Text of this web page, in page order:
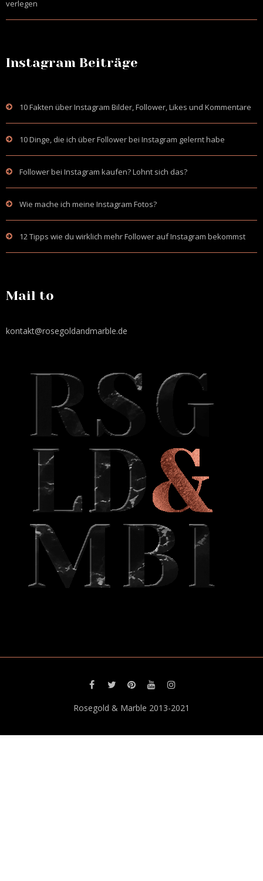
verlegen
Instagram Beiträge
10 Fakten über Instagram Bilder, Follower, Likes und Kommentare
10 Dinge, die ich über Follower bei Instagram gelernt habe
Follower bei Instagram kaufen? Lohnt sich das?
Wie mache ich meine Instagram Fotos?
12 Tipps wie du wirklich mehr Follower auf Instagram bekommst
Mail to
kontakt@rosegoldandmarble.de
Rosegold & Marble 2013-2021